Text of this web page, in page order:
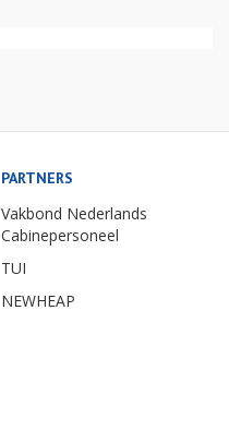
PARTNERS
Vakbond Nederlands
Cabinepersoneel
TUI
NEWHEAP